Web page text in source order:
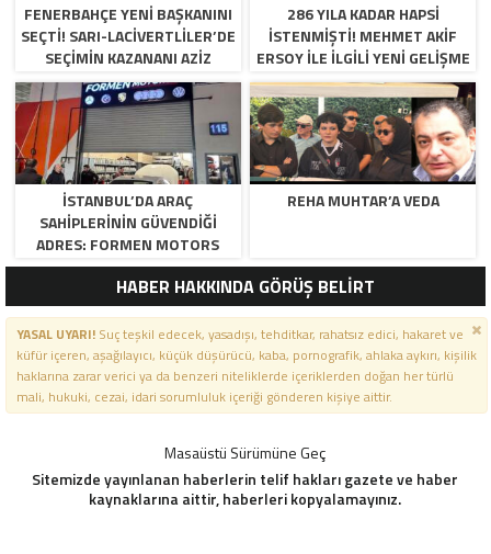
FENERBAHÇE YENI BAŞKANINI
SEÇTI! SARI-LACIVERTLILER’DE
SEÇIMIN KAZANANI AZIZ
YILDIRIM OLDU
286 YILA KADAR HAPSI
ISTENMIŞTI! MEHMET AKIF
ERSOY ILE ILGILI YENI GELIŞME
İSTANBUL’DA ARAÇ
SAHIPLERININ GÜVENDIĞI
ADRES: FORMEN MOTORS
REHA MUHTAR’A VEDA
HABER HAKKINDA GÖRÜŞ BELİRT
YASAL UYARI!Suç teşkil edecek, yasadışı, tehditkar, rahatsız edici, hakaret ve
küfür içeren, aşağılayıcı, küçük düşürücü, kaba, pornografik, ahlaka aykırı, kişilik
haklarına zarar verici ya da benzeri niteliklerde içeriklerden doğan her türlü
mali, hukuki, cezai, idari sorumluluk içeriği gönderen kişiye aittir.
Masaüstü Sürümüne Geç
Sitemizde yayınlanan haberlerin telif hakları gazete ve haber
kaynaklarına aittir, haberleri kopyalamayınız.